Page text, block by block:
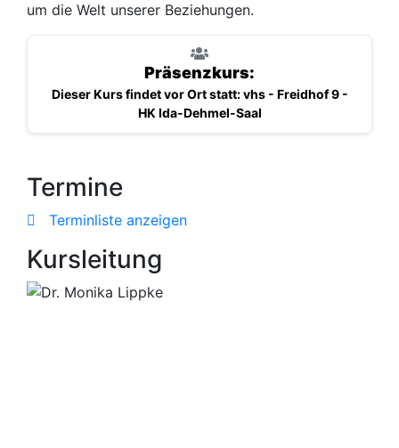
um die Welt unserer Beziehungen.
Präsenzkurs:
Dieser Kurs findet vor Ort statt: vhs - Freidhof 9 -
HK Ida-Dehmel-Saal
Termine
Terminliste anzeigen
Kursleitung